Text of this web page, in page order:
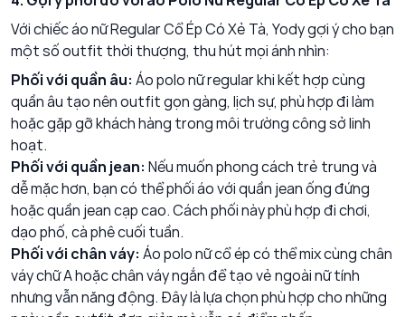
Với chiếc áo nữ Regular Cổ Ép Có Xẻ Tà, Yody gợi ý cho bạn
một số outfit thời thượng, thu hút mọi ánh nhìn:
Phối với quần âu: Áo polo nữ regular khi kết hợp cùng
quần âu tạo nên outfit gọn gàng, lịch sự, phù hợp đi làm
hoặc gặp gỡ khách hàng trong môi trường công sở linh
hoạt.
Phối với quần jean: Nếu muốn phong cách trẻ trung và
dễ mặc hơn, bạn có thể phối áo với quần jean ống đứng
hoặc quần jean cạp cao. Cách phối này phù hợp đi chơi,
dạo phố, cà phê cuối tuần.
Phối với chân váy: Áo polo nữ cổ ép có thể mix cùng chân
váy chữ A hoặc chân váy ngắn để tạo vẻ ngoài nữ tính
nhưng vẫn năng động. Đây là lựa chọn phù hợp cho những